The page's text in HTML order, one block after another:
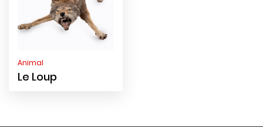
Animal
Le Loup